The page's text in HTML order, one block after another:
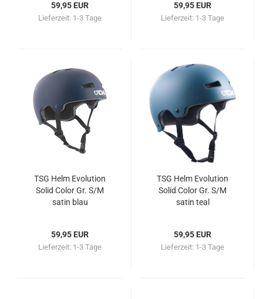
59,95 EUR
Lieferzeit: 1-3 Tage
59,95 EUR
Lieferzeit: 1-3 Tage
TSG Helm Evolution
Solid Color Gr. S/M
satin blau
59,95 EUR
Lieferzeit: 1-3 Tage
TSG Helm Evolution
Solid Color Gr. S/M
satin teal
59,95 EUR
Lieferzeit: 1-3 Tage